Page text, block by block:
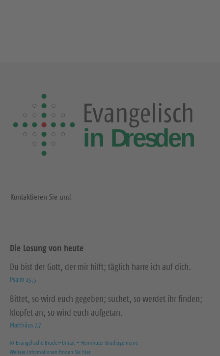
Kontaktieren Sie uns!
Die Losung von heute
Du bist der Gott, der mir hilft; täglich harre ich auf dich.
Psalm 25,5
Bittet, so wird euch gegeben; suchet, so werdet ihr finden;
klopfet an, so wird euch aufgetan.
Matthäus 7,7
© Evangelische Brüder-Unität – Herrnhuter Brüdergemeine
Weitere Informationen finden Sie hier